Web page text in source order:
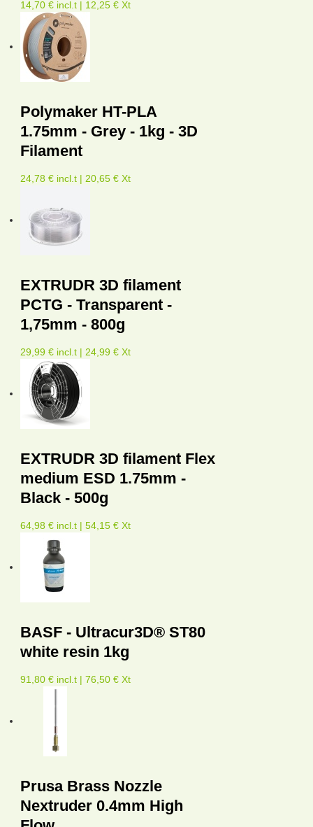
14,70 € incl.t | 12,25 € Xt
Polymaker HT-PLA
1.75mm - Grey - 1kg - 3D
Filament
24,78 € incl.t | 20,65 € Xt
EXTRUDR 3D filament
PCTG - Transparent -
1,75mm - 800g
29,99 € incl.t | 24,99 € Xt
EXTRUDR 3D filament Flex
medium ESD 1.75mm -
Black - 500g
64,98 € incl.t | 54,15 € Xt
BASF - Ultracur3D® ST80
white resin 1kg
91,80 € incl.t | 76,50 € Xt
Prusa Brass Nozzle
Nextruder 0.4mm High